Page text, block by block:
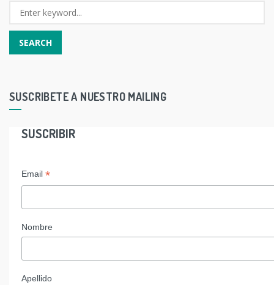
SUSCRIBETE A NUESTRO MAILING
SUSCRIBIR
Email *
Nombre
Apellido